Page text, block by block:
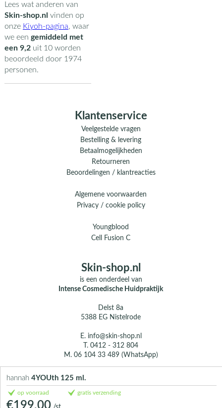
hannah 4YOUth 125 ml.
op voorraad gratis verzending
€199,00
Lees wat anderen van
Skin-shop.nl vinden op
onze Kiyoh-pagina, waar
we een gemiddeld met
een 9,2uit 10worden
beoordeeld door 1974
personen.
Klantenservice
Veelgestelde vragen
Bestelling & levering
Betaalmogelijkheden
Retourneren
Beoordelingen / klantreacties
Algemene voorwaarden
Privacy / cookie policy
Youngblood
Cell Fusion C
Skin-shop.nl
is een onderdeel van
Intense Cosmedische Huidpraktijk
Delst 8a
5388 EG Nistelrode
E. info@skin-shop.nl
T.0412 - 312 804
M. 06 104 33 489 (WhatsApp)